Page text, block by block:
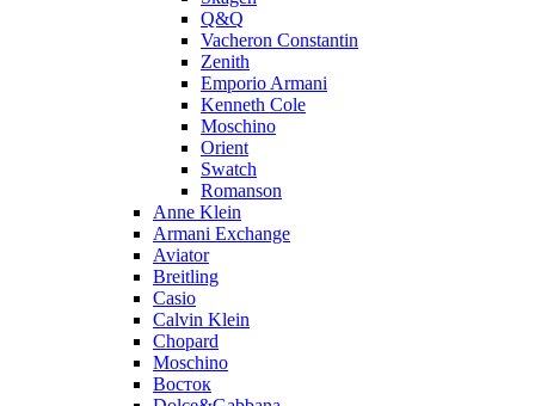
Q&Q
Vacheron Constantin
Zenith
Emporio Armani
Kenneth Cole
Moschino
Orient
Swatch
Romanson
Anne Klein
Armani Exchange
Aviator
Breitling
Casio
Calvin Klein
Chopard
Moschino
Восток